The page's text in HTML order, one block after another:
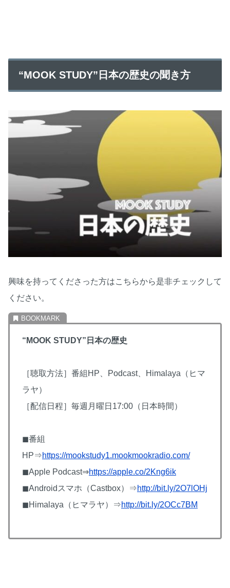
“MOOK STUDY”日本の歴史の聞き方
興味を持ってくださった方はこちらから是非チェックして
ください。
“MOOK STUDY”日本の歴史
［聴取方法］番組HP、Podcast、Himalaya（ヒマ
ラヤ）
［配信日程］毎週月曜日17:00（日本時間）
◼番組
HP⇒https://mookstudy1.mookmookradio.com/
◼Apple Podcast⇒https://apple.co/2Kng6ik
◼Androidスマホ（Castbox）⇒http://bit.ly/2O7lOHj
◼Himalaya（ヒマラヤ）⇒http://bit.ly/2OCc7BM